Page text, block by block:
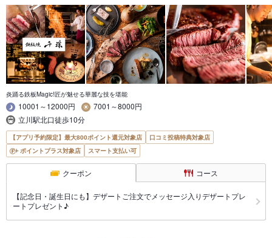
炎踊る鉄板Magic!匠が魅せる華麗な技を堪能
10001～12000円
7001～8000円
立川駅北口徒歩10分
【アプリ予約限定】最大800ポイント還元対象店
口コミ投稿特典対象店
ポイントプラス対象店
スマート支払い可
クーポン コース
【記念日・誕生日にも】デザートご注文でメッセージ入りデザートプレ
ートプレゼント♪